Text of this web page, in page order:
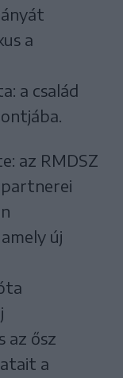
a
a család
az RMDSZ
partnerei
új
az ősz
a